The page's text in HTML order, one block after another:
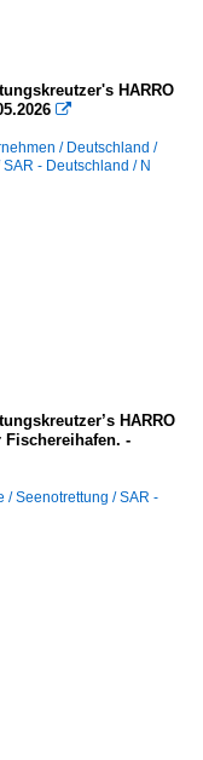
HARRO

/ Deutschland /
- Deutschland / N
HARRO
Fischereihafen. -
/ Seenotrettung / SAR -